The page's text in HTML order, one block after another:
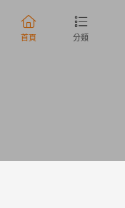
首頁 分類
行動購物